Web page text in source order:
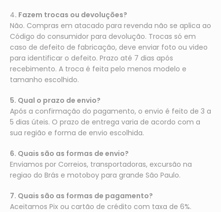
4. Fazem trocas ou devoluções?
Não. Compras em atacado para revenda não se aplica ao
Código do consumidor para devolução. Trocas só em
caso de defeito de fabricação, deve enviar foto ou video
para identificar o defeito. Prazo até 7 dias após
recebimento. A troca é feita pelo menos modelo e
tamanho escolhido.
5. Qual o prazo de envio?
Após a confirmação do pagamento, o envio é feito de 3 a
5 dias úteis. O prazo de entrega varia de acordo com a
sua região e forma de envio escolhida.
6. Quais são as formas de envio?
Enviamos por Correios, transportadoras, excursão na
regiao do Brás e motoboy para grande São Paulo.
7. Quais são as formas de pagamento?
Aceitamos Pix ou cartão de crédito com taxa de 6%.